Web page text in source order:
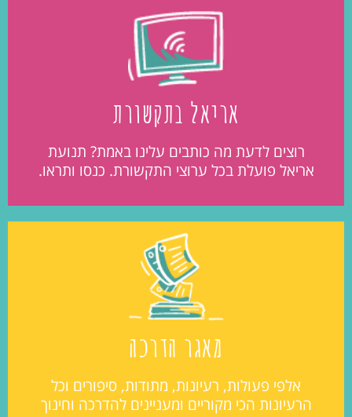
אריאל בתקשורת
רוצים לדעת מה כותבים עלינו באמת? תנועת
אריאל פועלת בכל ערוצי התקשורת. כנסו ותראו.
מאגר הדרכה
אלפי פעולות, רעיונות, מתודות, סיפורים וכל
הרעיונות הכי מקוריים ומעניינים להדרכה וחינוך